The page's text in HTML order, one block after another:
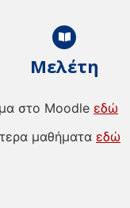
Μελέτη
στο Moodle εδώ
μαθήματα εδώ